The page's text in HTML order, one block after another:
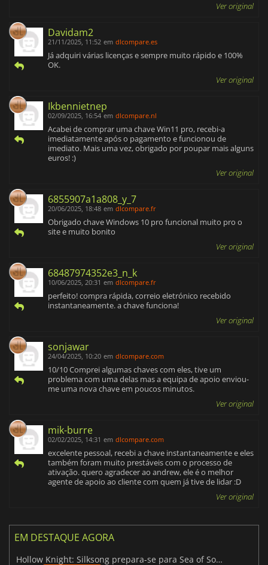
Ver original
Davidam2
21/11/2025, 11:52 em dlcompare.es
Já adquiri várias licenças e sempre muito rápido e 100%
OK.
Ver original
Ikbennietnep
02/09/2025, 16:54 em dlcompare.nl
Acabei de comprar uma chave Win11 pro, recebi-a
imediatamente após o pagamento e funcionou de
imediato. Mais uma vez, obrigado por poupar mais alguns
euros! :)
Ver original
6855907a1a808_y_7
20/06/2025, 18:48 em dlcompare.fr
Obrigado chave Windows 10 pro funcional muito pro o
site e muito bonito
Ver original
68487974352e3_n_k
10/06/2025, 20:31 em dlcompare.fr
perfeito! compra rápida, correio eletrónico recebido
instantaneamente. a chave funciona!
Ver original
sonjawar
24/04/2025, 10:20 em dlcompare.com
10/10 Comprei algumas chaves com eles, tive um
problema com uma delas mas a equipa de apoio enviou-
me uma nova chave em poucos minutos.
Ver original
mik-burre
02/02/2025, 14:31 em dlcompare.com
excelente pessoal, recebi a chave instantaneamente e eles
também foram muito prestáveis com o processo de
ativação. quero agradecer ao andrew, ele é o melhor
agente de apoio ao cliente com quem já tive de lidar :D
Ver original
EM DESTAQUE AGORA
Hollow Knight: Silksong prepara-se para Sea of Sorrow com um patch